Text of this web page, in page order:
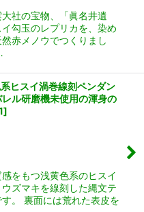
社の宝物、「眞名井遺
勾玉のレプリカを、染め
赤メノウでつくりまし
ヒスイ渦巻線刻ペンダン
ル研磨機未使用の渾身の
]
をもつ浅黄色系のヒスイ
ズマキを線刻した縄文テ
。 裏面には荒れた表皮を